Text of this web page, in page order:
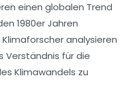
einen globalen Trend
1980er Jahren
analysieren
Verständnis für die
Klimawandels zu